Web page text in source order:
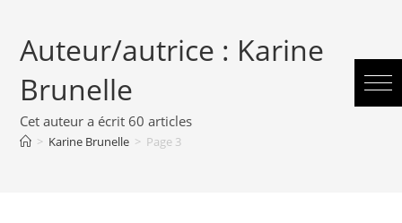
Auteur/autrice : Karine
Brunelle
Cet auteur a écrit 60 articles
> Karine Brunelle > Page 3